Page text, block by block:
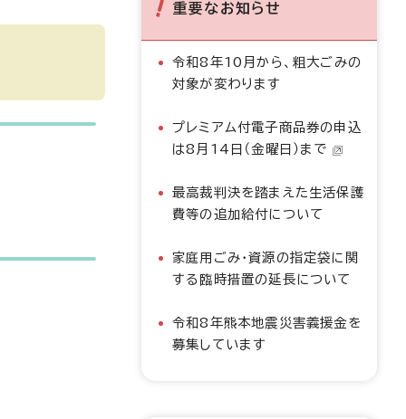
重要なお知らせ
令和8年10月から、粗大ごみの
対象が変わります
プレミアム付電子商品券の申込
は8月14日（金曜日）まで
最高裁判決を踏まえた生活保護
費等の追加給付について
家庭用ごみ・資源の指定袋に関
する臨時措置の延長について
令和8年熊本地震災害義援金を
募集しています